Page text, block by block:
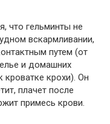
что гельминты не
вскармливании,
путем (от
и домашних
крохи). Он
плачет после
примесь крови.